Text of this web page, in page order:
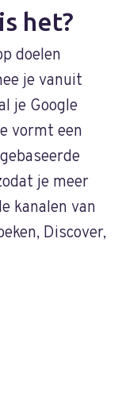
het?
doelen
je vanuit
je Google
vormt een
je meer
kanalen van
Discover,